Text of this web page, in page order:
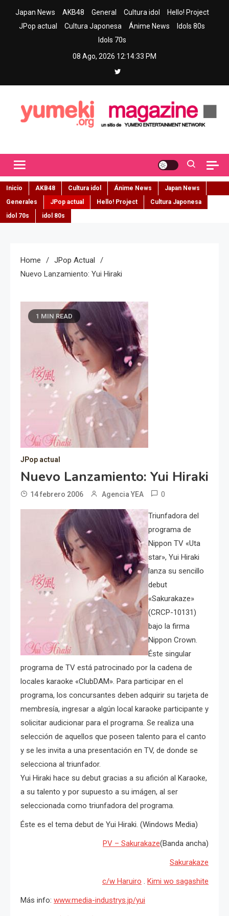
Japan News AKB48 General Cultura idol
Hello! Project
JPop actual
Cultura Japonesa Ánime News
Idols 80s
Idols 70s
08 Ago, 2026 12:14:34 PM
Inicio AKB48 Cultura idol Ánime News
Japan News
Generales
JPop actual Hello! Project
Cultura Japonesa
idol 70s
idol 80s
Home
JPop Actual
Nuevo Lanzamiento: Yui Hiraki
1 MIN READ
JPop actual
Nuevo Lanzamiento: Yui Hiraki
14 febrero 2006 Agencia YEA 0
Triunfadora del
programa de
Nippon TV «Uta
star», Yui Hiraki
lanza su sencillo
debut
«Sakurakaze»
(CRCP-10131)
bajo la firma
Nippon Crown.
Éste singular
programa de TV está patrocinado por la cadena de
locales karaoke «ClubDAM». Para participar en el
programa, los concursantes deben adquirir su tarjeta de
membresía, ingresar a algún local karaoke participante y
solicitar audicionar para el programa. Se realiza una
selección de aquellos que poseen talento para el canto
y se les invita a una presentación en TV, de donde se
selecciona al triunfador.
Yui Hiraki hace su debut gracias a su afición al Karaoke,
a su talento y por supuesto a su imágen, al ser
seleccionada como triunfadora del programa.
Éste es el tema debut de Yui Hiraki. (Windows Media)
PV – Sakurakaze(Banda ancha)
Sakurakaze
c/w Haruiro . Kimi wo sagashite
Más info: www.media-industrys.jp/yui